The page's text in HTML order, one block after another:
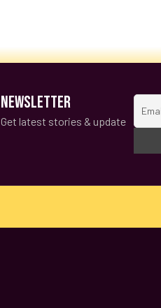
NEWSLETTER
Get latest stories & update